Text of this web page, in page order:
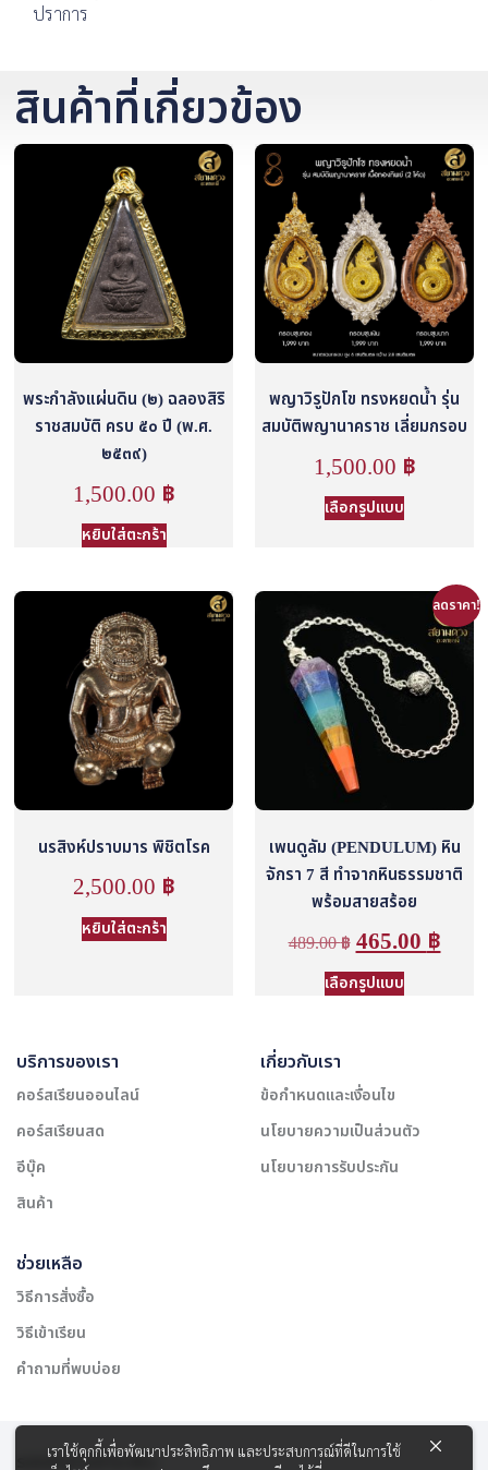
ปราการ
สินค้าที่เกี่ยวข้อง
พระกำลังแผ่นดิน (๒) ฉลองสิริ
ราชสมบัติ ครบ ๕๐ ปี (พ.ศ.
๒๕๓๙)
1,500.00 ฿
หยิบใส่ตะกร้า
พญาวิรูปักโข ทรงหยดน้ำ รุ่น
สมบัติพญานาคราช เลี่ยมกรอบ
1,500.00 ฿
เลือกรูปแบบ
นรสิงห์ปราบมาร พิชิตโรค
2,500.00 ฿
หยิบใส่ตะกร้า
ลดราคา!
เพนดูลัม (PENDULUM) หิน
จักรา 7 สี ทำจากหินธรรมชาติ
พร้อมสายสร้อย
489.00฿ 465.00 ฿
เลือกรูปแบบ
บริการของเรา
คอร์สเรียนออนไลน์
คอร์สเรียนสด
อีบุ๊ค
สินค้า
เกี่ยวกับเรา
ข้อกำหนดและเงื่อนไข
นโยบายความเป็นส่วนตัว
นโยบายการรับประกัน
ช่วยเหลือ
วิธีการสั่งซื้อ
วิธีเข้าเรียน
คำถามที่พบบ่อย
รองรับการชำระเงิน:
เราใช้คุกกี้เพื่อพัฒนาประสิทธิภาพ และประสบการณ์ที่ดีในการใช้